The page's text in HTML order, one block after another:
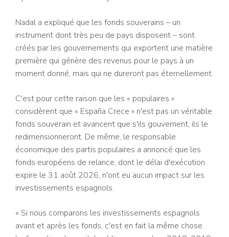
Nadal a expliqué que les fonds souverains – un
instrument dont très peu de pays disposent – sont
créés par les gouvernements qui exportent une matière
première qui génère des revenus pour le pays à un
moment donné, mais qui ne dureront pas éternellement.
C'est pour cette raison que les « populaires »
considèrent que « España Crece » n'est pas un véritable
fonds souverain et avancent que s'ils gouvernent, ils le
redimensionneront. De même, le responsable
économique des partis populaires a annoncé que les
fonds européens de relance, dont le délai d'exécution
expire le 31 août 2026, n'ont eu aucun impact sur les
investissements espagnols.
« Si nous comparons les investissements espagnols
avant et après les fonds, c'est en fait la même chose.